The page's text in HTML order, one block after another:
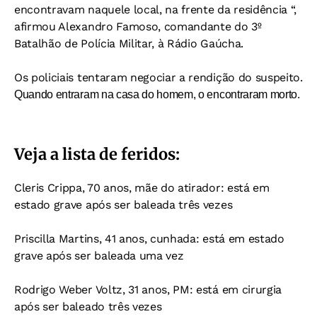
encontravam naquele local, na frente da residência “,
afirmou Alexandro Famoso, comandante do 3º
Batalhão de Polícia Militar, à Rádio Gaúcha.
Os policiais tentaram negociar a rendição do suspeito.
Quando entraram na casa do homem, o encontraram morto.
Veja a lista de feridos:
Cleris Crippa, 70 anos, mãe do atirador: está em
estado grave após ser baleada três vezes
Priscilla Martins, 41 anos, cunhada: está em estado
grave após ser baleada uma vez
Rodrigo Weber Voltz, 31 anos, PM: está em cirurgia
após ser baleado três vezes